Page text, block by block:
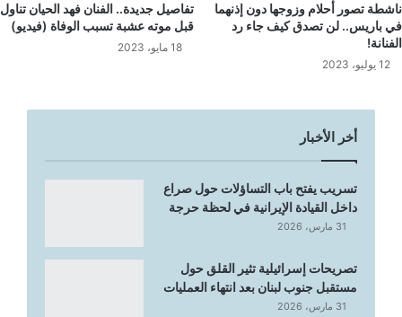
ناشطة تصور أحلام وزوجها دون إذنهما
في باريس.. لن تصدق كيف جاء رد
الفنانة!
12 يوليو، 2023
تفاصيل جديدة.. الفنان فهد الحيان تناول
قبل موته عشبة تسبب الوفاة (فيديو)
18 مايو، 2023
أخر الأخبار
تسريب يفتح باب التساؤلات حول صراع
داخل القيادة الإيرانية في لحظة حرجة
31 مارس، 2026
تصريحات إسرائيلية تثير القلق حول
مستقبل جنوب لبنان بعد انتهاء العمليات
31 مارس، 2026